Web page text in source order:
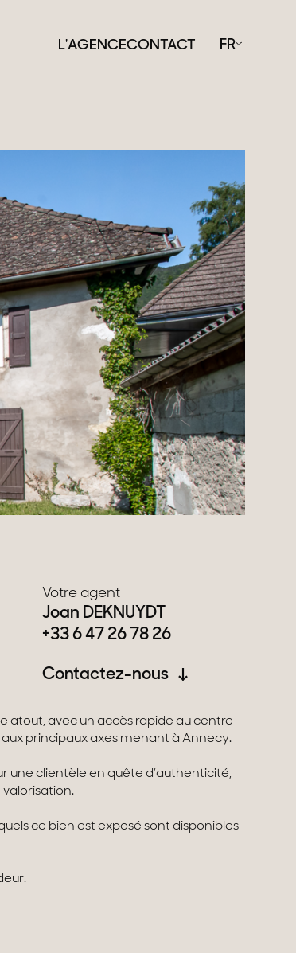
L'AGENCECONTACT FR
Votre agent
Joan DEKNUYDT
+33 6 47 26 78 26
Contactez-nous
atout, avec un accès rapide au centre
principaux axes menant à Annecy.
une clientèle en quête d’authenticité,
ce bien est exposé sont disponibles